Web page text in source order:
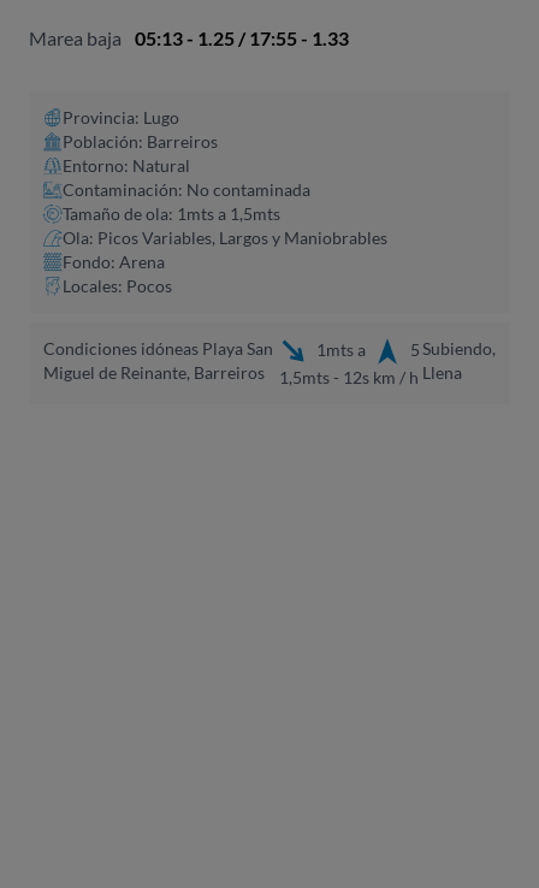
Marea baja 05:13 - 1.25 / 17:55 - 1.33
Provincia: Lugo
Población: Barreiros
Entorno: Natural
Contaminación: No contaminada
Tamaño de ola: 1mts a 1,5mts
Ola: Picos Variables, Largos y Maniobrables
Fondo: Arena
Locales: Pocos
Condiciones idóneas Playa San
Miguel de Reinante, Barreiros
1mts a
1,5mts - 12s
5
km / h
Subiendo,
Llena